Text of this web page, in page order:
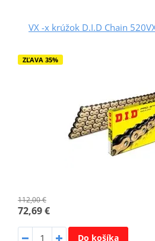
VX -x krúžok D.I.D Chain
ZĽAVA 35%
112,00 €
72,69 €
Do košíka